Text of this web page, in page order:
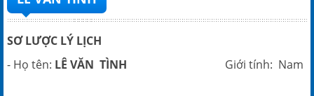
SƠ LƯỢC LÝ LỊCH
- Họ tên: LÊ VĂN TÌNH Giới tính: Nam